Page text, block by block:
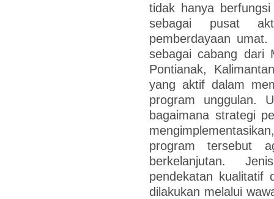
tidak hanya
sebagai pusat
pemberdayaan
sebagai cabang dari
Pontianak,
yang aktif dalam
program unggulan.
bagaimana strategi
program tersebut
berkelanjutan.
pendekatan kualitatif
dilakukan melalui